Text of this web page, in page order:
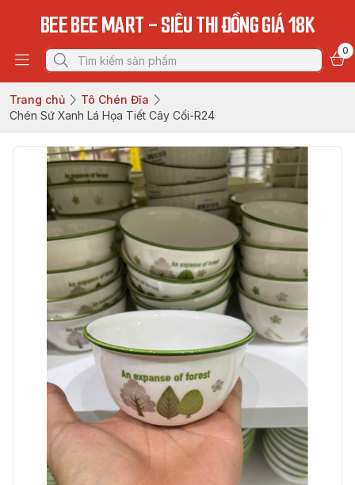
BEE BEE MART - SIÊU THI ĐỒNG GIÁ 18K
0
Trang chủ
Tô Chén Đĩa
Chén Sứ Xanh Lá Họa Tiết Cây Cối-R24